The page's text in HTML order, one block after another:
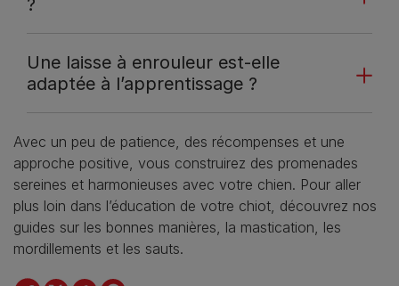
Une laisse à enrouleur est-elle
adaptée à l’apprentissage ?
Avec un peu de patience, des récompenses et une
approche positive, vous construirez des promenades
sereines et harmonieuses avec votre chien. Pour aller
plus loin dans l’éducation de votre chiot, découvrez nos
guides sur les bonnes manières, la mastication, les
mordillements et les sauts.